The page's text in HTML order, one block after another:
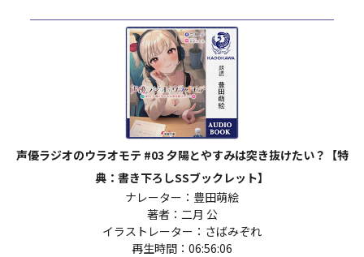
声優ラジオのウラオモテ #03 夕陽とやすみは突き抜けたい？【特
典：書き下ろしSSブックレット】
ナレーター：豊田萌絵
著者：二月 公
イラストレーター：さばみぞれ
再生時間：06:56:06